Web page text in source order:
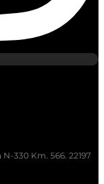
330 Km. 566. 22197